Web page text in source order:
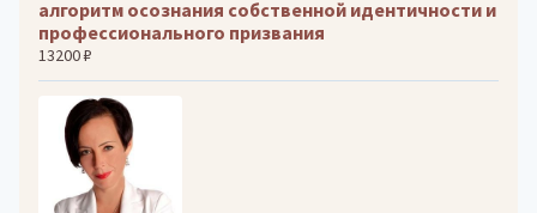
алгоритм осознания собственной идентичности и
профессионального призвания
13200 ₽